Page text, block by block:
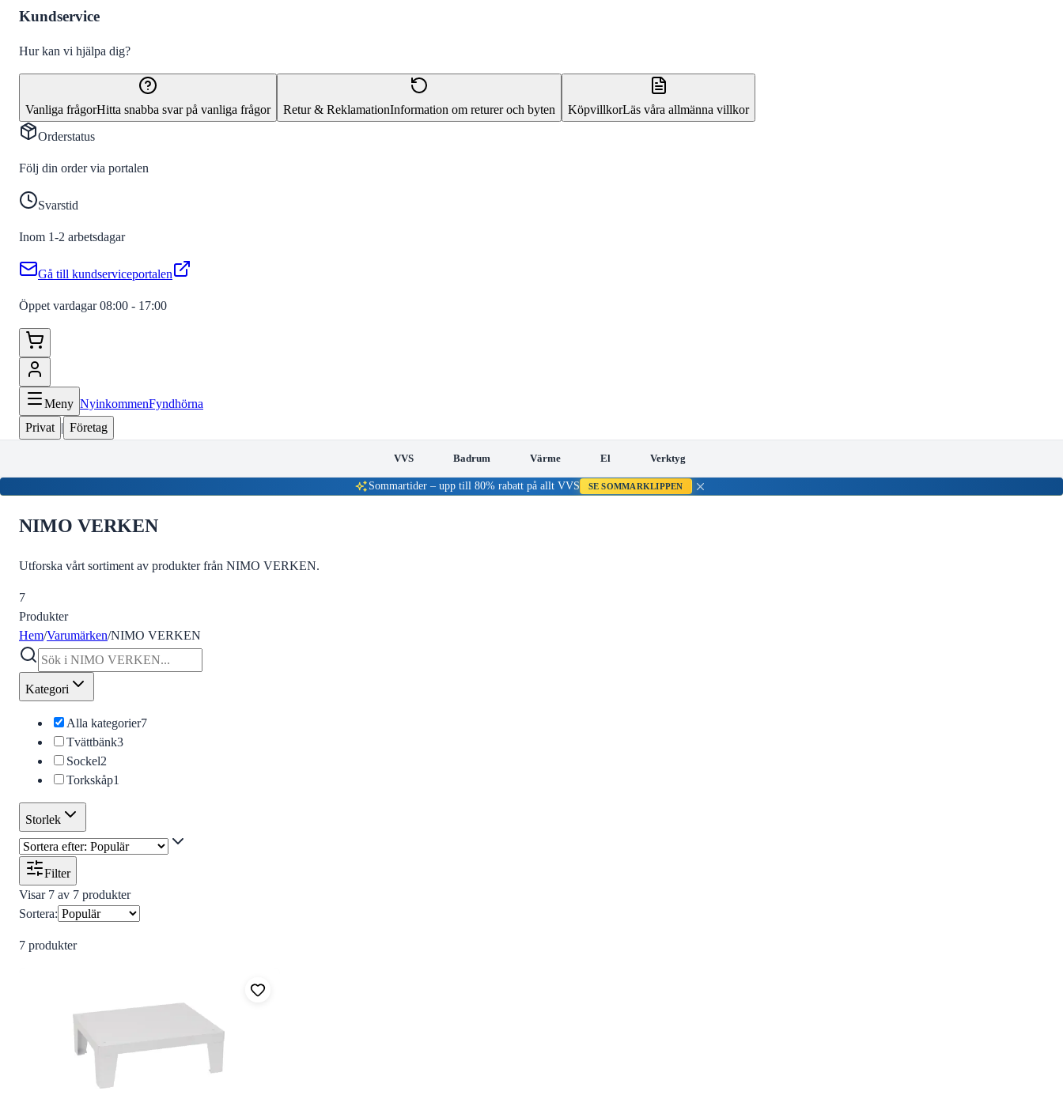
Kundservice
Hur kan vi hjälpa dig?
Vanliga frågorHitta snabba svar på vanliga frågor Retur & ReklamationInformation om returer och byten KöpvillkorLäs våra allmänna villkor
Orderstatus
Följ din order via portalen
Svarstid
Inom 1-2 arbetsdagar
Gå till kundserviceportalen
Öppet vardagar 08:00 - 17:00
Meny NyinkommenFyndhörna
Privat | Företag
VVS Badrum Värme El Verktyg
Sommartider – upp till 80% rabatt på allt VVS SE SOMMARKLIPPEN
NIMO VERKEN
Utforska vårt sortiment av produkter från NIMO VERKEN.
7
Produkter
Hem/Varumärken/NIMO VERKEN
Kategori
Alla kategorier7
Tvättbänk3
Sockel2
Torkskåp1
Storlek
Filter
Visar 7 av 7 produkter
Sortera:
7 produkter